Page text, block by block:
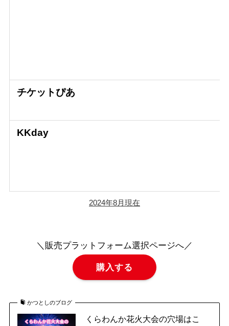
チケットぴあ
KKday
2024年8月現在
＼販売プラットフォーム選択ページへ／
購入する
かつとしのブログ
くらわんか花火大会の穴場はこ